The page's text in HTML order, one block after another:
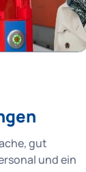
gut
und ein